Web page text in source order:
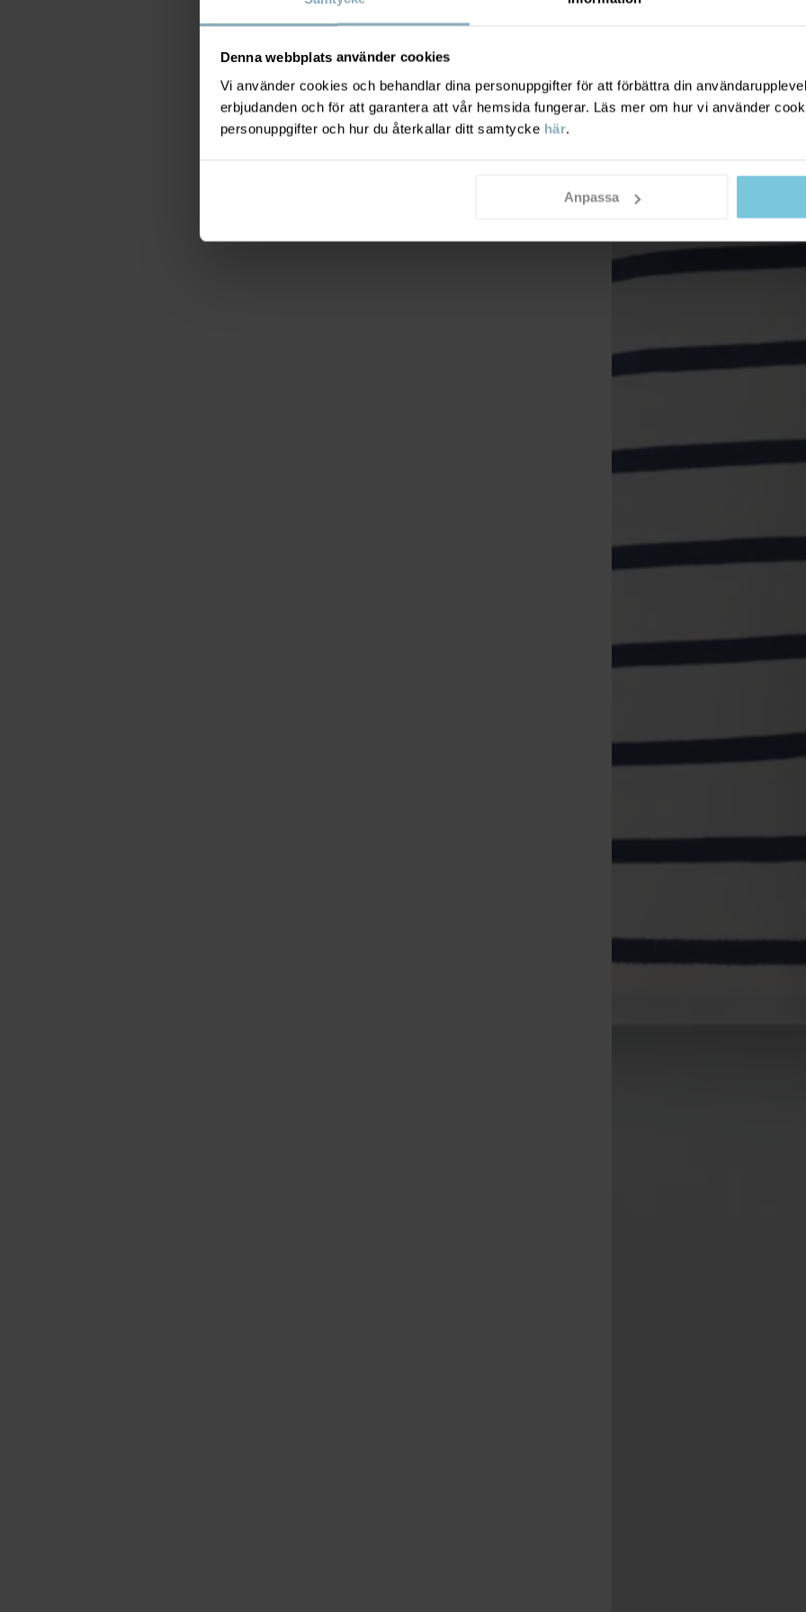
Denna webbplats använder cookies
Vi använder cookies och behandlar dina personuppgifter för att förbättra din
erbjudanden och för att garantera att vår hemsida fungerar. Läs mer om hur vi använder
personuppgifter och hur du återkallar ditt samtycke här.
Anpassa